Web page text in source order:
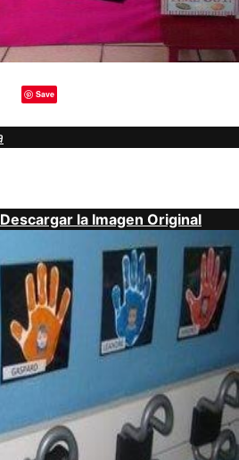
Save
Descargar la Imagen Original